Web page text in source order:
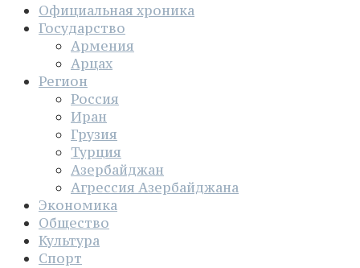
Официальная хроника
Государство
Армения
Арцах
Регион
Россия
Иран
Грузия
Турция
Азербайджан
Агрессия Азербайджана
Экономика
Общество
Культура
Спорт